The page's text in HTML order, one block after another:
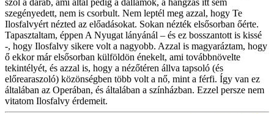
szól a darab, ami által pedig a dallamok, a hangzás itt sem
szegényedett, nem is csorbult. Nem leptél meg azzal, hogy Te
Ilosfalvyért nézted az előadásokat. Sokan nézték elsősorban őérte.
Tapasztaltam, éppen A Nyugat lányánál – és ez bosszantott is kissé
-, hogy Ilosfalvy sikere volt a nagyobb. Azzal is magyaráztam, hogy
ő ekkor már elsősorban külföldön énekelt, ami továbbnövelte
tekintélyét, és azzal is, hogy a nézőtéren állva tapsoló (és
előrearaszoló) közönségben több volt a nő, mint a férfi. Így van ez
általában az Operában, és általában a színházban. Ezzel persze nem
vitatom Ilosfalvy érdemeit.